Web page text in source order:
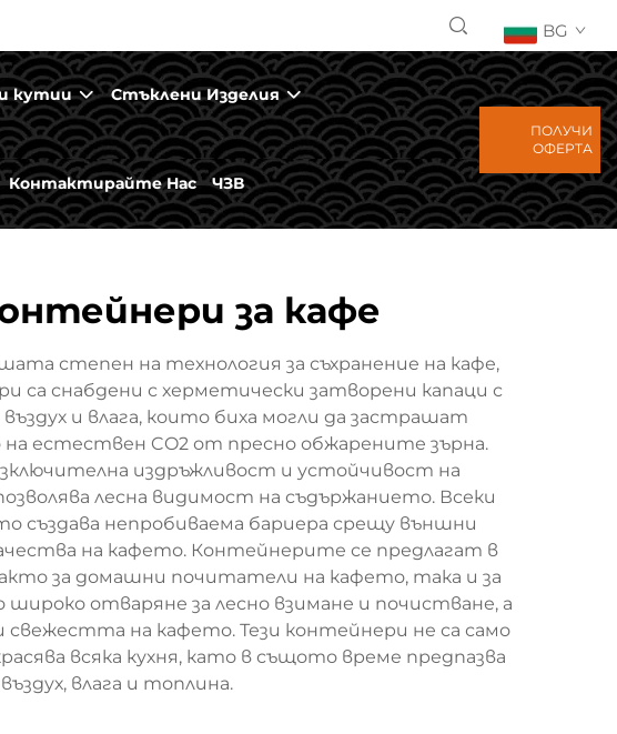
BG
кутии Стъклени Изделия
Контактирайте Нас ЧЗВ
ПОЛУЧИ
ОФЕРТА
за кафе
степен на технология за съхранение на кафе,
снабдени с херметически затворени капаци с
и влага, които биха могли да застрашат
естествен CO2 от пресно обжарените зърна.
издръжливост и устойчивост на
лесна видимост на съдържанието. Всеки
създава непробиваема бариера срещу външни
на кафето. Контейнерите се предлагат в
за домашни почитатели на кафето, така и за
отваряне за лесно взимане и почистване, а
свежестта на кафето. Тези контейнери не са само
всяка кухня, като в същото време предпазва
влага и топлина.